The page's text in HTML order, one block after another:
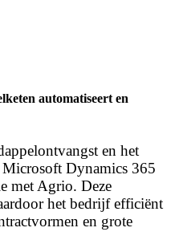
automatiseert en
en het
Dynamics 365
met Agrio. Deze
het bedrijf efficiënt
en grote